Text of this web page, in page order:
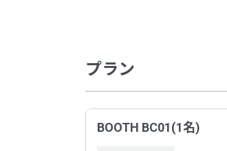
プラン
BOOTH BC01(1名)